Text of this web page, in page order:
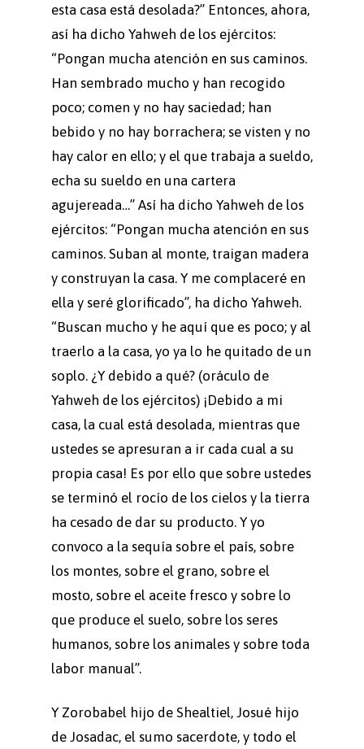
esta casa está desolada?” Entonces, ahora,
así ha dicho Yahweh de los ejércitos:
“Pongan mucha atención en sus caminos.
Han sembrado mucho y han recogido
poco; comen y no hay saciedad; han
bebido y no hay borrachera; se visten y no
hay calor en ello; y el que trabaja a sueldo,
echa su sueldo en una cartera
agujereada…” Así ha dicho Yahweh de los
ejércitos: “Pongan mucha atención en sus
caminos. Suban al monte, traigan madera
y construyan la casa. Y me complaceré en
ella y seré glorificado”, ha dicho Yahweh.
“Buscan mucho y he aquí que es poco; y al
traerlo a la casa, yo ya lo he quitado de un
soplo. ¿Y debido a qué? (oráculo de
Yahweh de los ejércitos) ¡Debido a mi
casa, la cual está desolada, mientras que
ustedes se apresuran a ir cada cual a su
propia casa! Es por ello que sobre ustedes
se terminó el rocío de los cielos y la tierra
ha cesado de dar su producto. Y yo
convoco a la sequía sobre el país, sobre
los montes, sobre el grano, sobre el
mosto, sobre el aceite fresco y sobre lo
que produce el suelo, sobre los seres
humanos, sobre los animales y sobre toda
labor manual”.
Y Zorobabel hijo de Shealtiel, Josué hijo
de Josadac, el sumo sacerdote, y todo el